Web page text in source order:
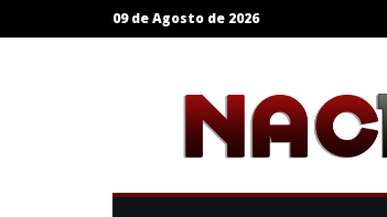
09 de Agosto de 2026